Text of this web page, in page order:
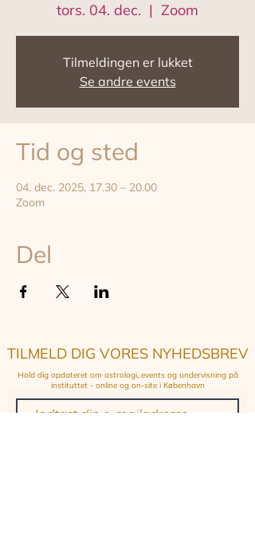
tors. 04. dec.
  |
Zoom
Tilmeldingen er lukket
Se andre events
Tid og sted
04. dec. 2025, 17.30 – 20.00
Zoom
Del
TILMELD DIG VORES NYHEDSBREV
Hold dig opdateret om astrologi, events og undervisning på
instituttet - online og on-site i København